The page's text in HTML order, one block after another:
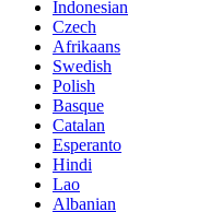
Indonesian
Czech
Afrikaans
Swedish
Polish
Basque
Catalan
Esperanto
Hindi
Lao
Albanian